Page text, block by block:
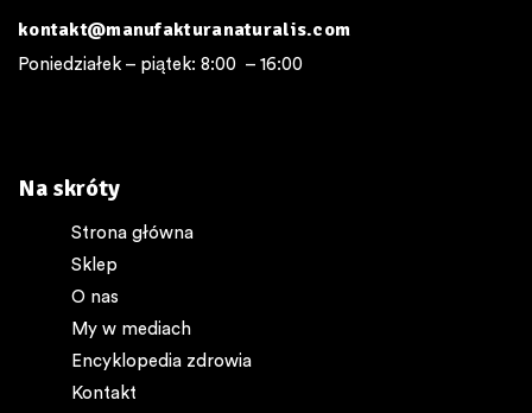
Na skróty
Strona główna
Sklep
O nas
My w mediach
Encyklopedia zdrowia
Kontakt
kontakt@manufakturanaturalis.com
Poniedziałek – piątek: 8:00 – 16:00